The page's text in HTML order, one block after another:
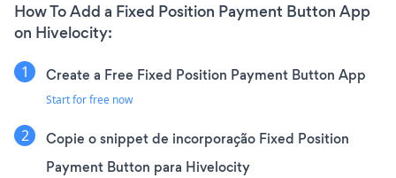
How To Add a Fixed Position Payment Button App
on Hivelocity:
Create a Free Fixed Position Payment Button App
Start for free now
Copie o snippet de incorporação Fixed Position
Payment Button para Hivelocity